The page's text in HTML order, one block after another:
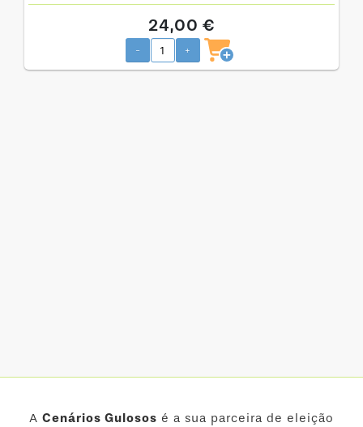
24,00 €
- +
A Cenários Gulosos é a sua parceira de eleição